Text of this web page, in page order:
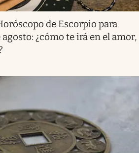
de Escorpio para
¿cómo te irá en el amor,